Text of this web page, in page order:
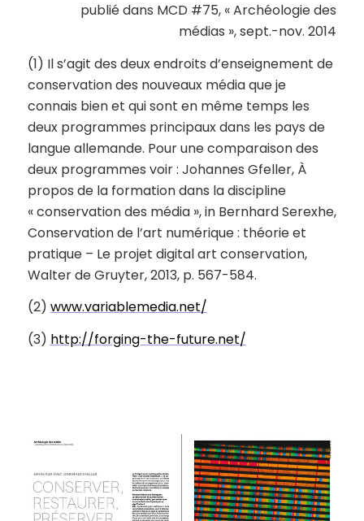
publié dans MCD #75, « Archéologie des
médias », sept.-nov. 2014
(1) Il s’agit des deux endroits d’enseignement de
conservation des nouveaux média que je
connais bien et qui sont en même temps les
deux programmes principaux dans les pays de
langue allemande. Pour une comparaison des
deux programmes voir : Johannes Gfeller, À
propos de la formation dans la discipline
« conservation des média »,inBernhard Serexhe,
Conservation de l’art numérique : théorie et
pratique – Le projet digital art conservation,
Walter de Gruyter, 2013, p. 567-584.
(2) www.variablemedia.net/
(3) http://forging-the-future.net/